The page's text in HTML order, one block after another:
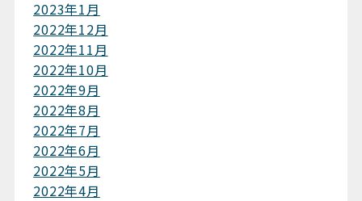
2023年1月
2022年12月
2022年11月
2022年10月
2022年9月
2022年8月
2022年7月
2022年6月
2022年5月
2022年4月